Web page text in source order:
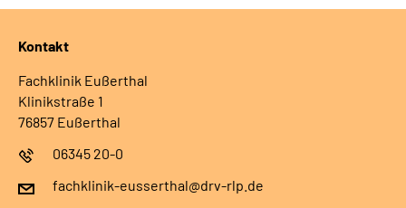
Kontakt
Fachklinik Eußerthal
Klinikstraße 1
76857 Eußerthal
06345 20-0
fachklinik-eusserthal@drv-rlp.de